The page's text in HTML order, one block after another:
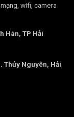
wifi, camera
Hàn, TP Hải
Thủy Nguyên, Hải